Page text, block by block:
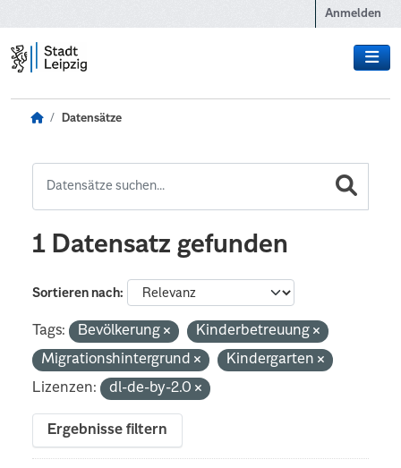
Anmelden
Datensätze
1 Datensatz gefunden
Sortieren nach
Tags: Bevölkerung
Kinderbetreuung
Migrationshintergrund
Kindergarten
Lizenzen:
dl-de-by-2.0
Ergebnisse filtern